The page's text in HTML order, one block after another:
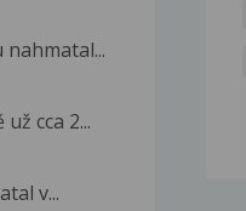
cca 2...
v...